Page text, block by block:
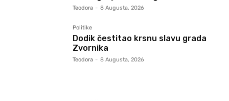
Teodora - 8 Augusta, 2026
Politike
Dodik čestitao krsnu slavu grada
Zvornika
Teodora - 8 Augusta, 2026